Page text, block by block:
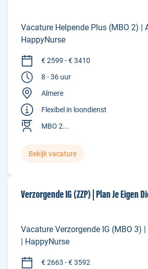
Vacature Helpende Plus (MBO 2) |
HappyNurse
€ 2599 - € 3410
8 - 36 uur
Almere
Flexibel in loondienst
MBO 2...
Bekijk vacature
Verzorgende IG (ZZP) | Plan Je Eigen
Vacature Verzorgende IG (MBO 3)
| HappyNurse
€ 2663 - € 3592